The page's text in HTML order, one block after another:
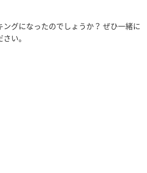
グになったのでしょうか？ ぜひ一緒に
い。